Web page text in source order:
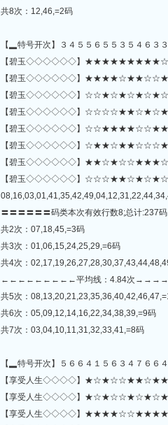
共8次：12,46,=2码
【▂特号开次】３４５５６５５３５４６３
【碧玉◇◇◇◇◇◇】
【碧玉◇◇◇◇◇◇】
【碧玉◇◇◇◇◇◇】
【碧玉◇◇◇◇◇◇】
【碧玉◇◇◇◇◇◇】
【碧玉◇◇◇◇◇◇】
【碧玉◇◇◇◇◇◇】
【碧玉◇◇◇◇◇◇】
〓〓〓〓〓〓码类本次有效行数8;总计:237
共2次：07,18,45,=3码
共3次：01,06,15,24,25,29,=6码
共4次：
←←←←←←←←←平均线：4.84次
共5次：
共6次：05,09,12,14,16,22,34,38,39,=9码
共7次：03,04,10,11,31,32,33,41,=8码
【▂特号开次】５６６４１５６３４７６６
【享受人生◇◇◇◇】
【享受人生◇◇◇◇】
【享受人生◇◇◇◇】